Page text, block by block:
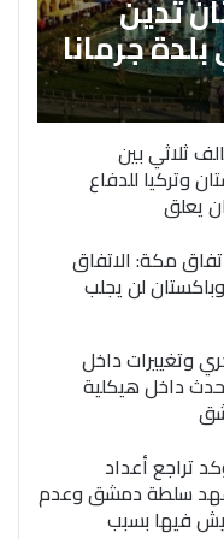
جرمانا
ثلاثي بين
وتركيا للدفاع
يعلق
مكة: الاتفاق
لن يجلب
وتغييرات داخل
حدث داخل هيكلية
تراجع أعداد
سلطة دمشق وعدم
فيها بسبب